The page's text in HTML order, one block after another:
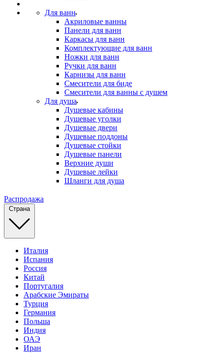
Для ванн
Акриловые ванны
Панели для ванн
Каркасы для ванн
Комплектующие для ванн
Ножки для ванн
Ручки для ванн
Карнизы для ванн
Смесители для биде
Смесители для ванны с душем
Для душа
Душевые кабины
Душевые уголки
Душевые двери
Душевые поддоны
Душевые стойки
Душевые панели
Верхние души
Душевые лейки
Шланги для душа
Распродажа
Страна
Италия
Испания
Россия
Китай
Португалия
Арабские Эмираты
Турция
Германия
Польша
Индия
ОАЭ
Иран